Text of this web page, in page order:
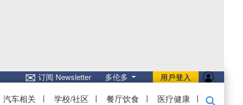
用戶登入
✉订阅 Newsletter 多伦多
汽车相关 | 学校/社区 | 餐厅饮食 | 医疗健康 |